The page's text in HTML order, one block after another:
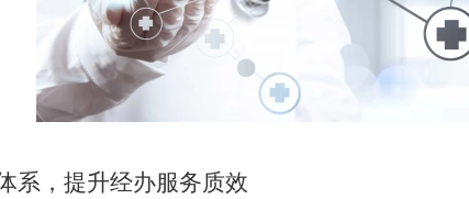
系，提升经办服务质效